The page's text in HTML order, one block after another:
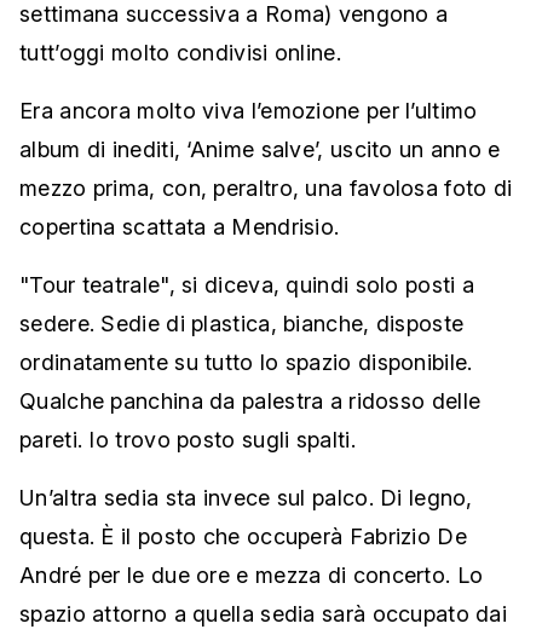
settimana successiva a Roma) vengono a
tutt’oggi molto condivisi online.
Era ancora molto viva l’emozione per l’ultimo
album di inediti, ‘Anime salve’, uscito un anno e
mezzo prima, con, peraltro, una favolosa foto di
copertina scattata a Mendrisio.
"Tour teatrale", si diceva, quindi solo posti a
sedere. Sedie di plastica, bianche, disposte
ordinatamente su tutto lo spazio disponibile.
Qualche panchina da palestra a ridosso delle
pareti. Io trovo posto sugli spalti.
Un’altra sedia sta invece sul palco. Di legno,
questa. È il posto che occuperà Fabrizio De
André per le due ore e mezza di concerto. Lo
spazio attorno a quella sedia sarà occupato dai